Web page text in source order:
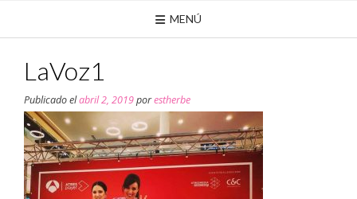
MENÚ
LaVoz1
Publicado elabril 2, 2019porestherbe